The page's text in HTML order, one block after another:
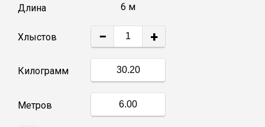
Катанка
Длина 6 м
Хлыстов − +
Килограмм
Метров